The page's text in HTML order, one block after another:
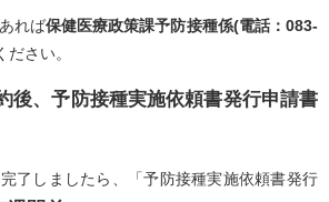
れば保健医療政策課予防接種係(電話：083-
ださい。
後、予防接種実施依頼書発行申請書
しましたら、「予防接種実施依頼書発行